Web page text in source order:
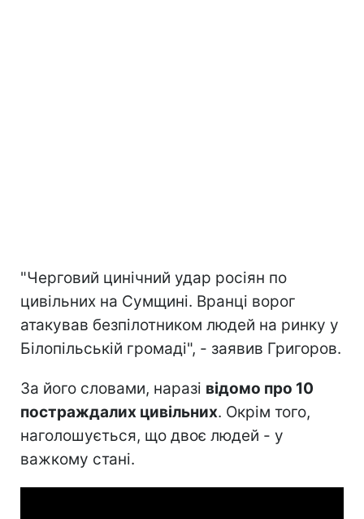
"Черговий цинічний удар росіян по
цивільних на Сумщині. Вранці ворог
атакував безпілотником людей на ринку у
Білопільській громаді", - заявив Григоров.
За його словами, наразі відомо про 10
постраждалих цивільних. Окрім того,
наголошується, що двоє людей - у
важкому стані.